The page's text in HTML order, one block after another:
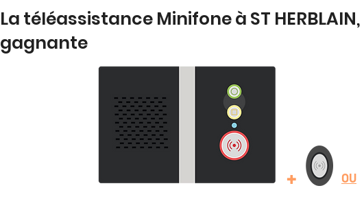
La téléassistance Minifone à ST
gagnante
+ OU